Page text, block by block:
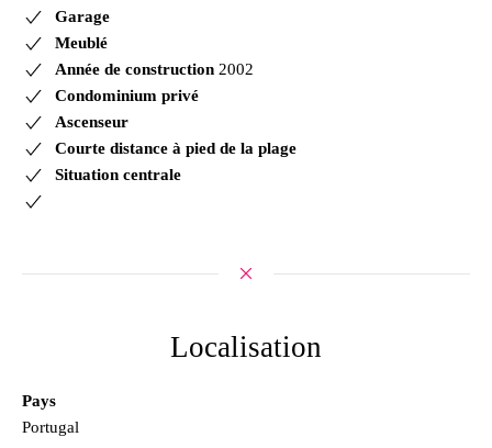
Garage
Meublé
Année de construction 2002
Condominium privé
Ascenseur
Courte distance à pied de la plage
Situation centrale
Localisation
Pays
Portugal